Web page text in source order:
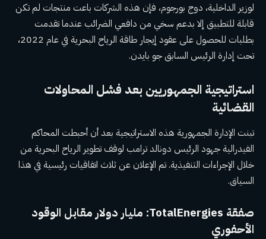
لوزير الداخلية، دوج بورجوم، فإن هذه الشركات باعت منتجات لم تكن
قابلة للتطبيق إلا بدعم سخي من دافعي الضرائب عندما تقدمت
بطلبات للحصول على عقود إيجار طاقة الرياح البحرية في عام 2022،
تحت إدارة الرئيس السابق جو بايدن.
استراتيجية الجمهوريين بعد فشل المحاولات
القضائية
تبنت الإدارة الجمهورية هذه الاستراتيجية بعد أن أحبطت المحاكم
الفيدرالية جهود الرئيس دونالد ترامب لوقف تطوير الرياح البحرية من
خلال الإجراءات التنفيذية. تم الإعلان عن ثلاث اتفاقيات رئيسية في هذا
السياق.
صفقة TotalEnergies: مليار دولار مقابل الوقود
الأحفوري